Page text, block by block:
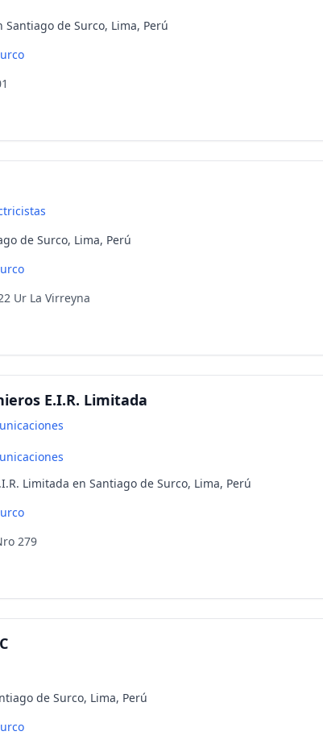
Santiago de Surco, Lima, Perú
de Surco, Lima, Perú
Ur La Virreyna
E.I.R. Limitada
Limitada en Santiago de Surco, Lima, Perú
279
de Surco, Lima, Perú